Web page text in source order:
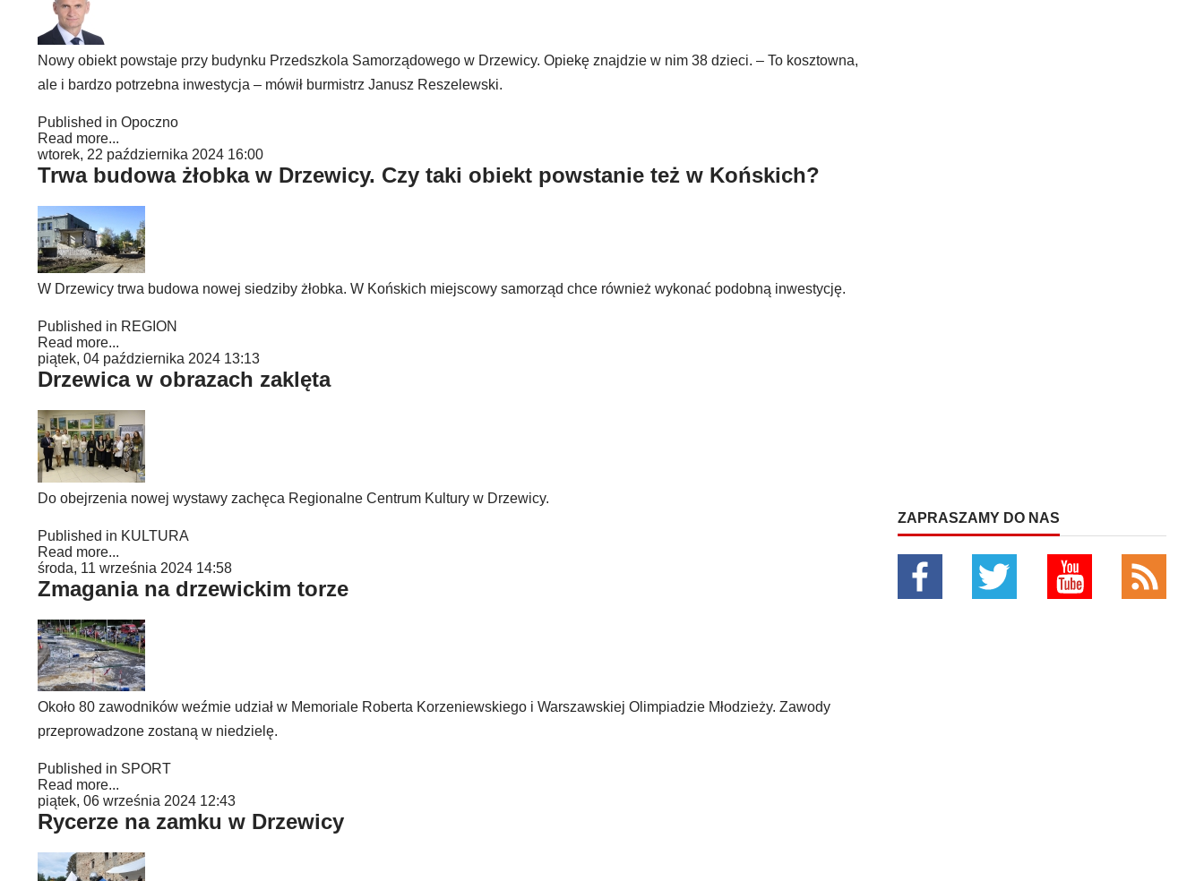
Nowy obiekt powstaje przy budynku Przedszkola Samorządowego w Drzewicy. Opiekę znajdzie w nim 38 dzieci. – To kosztowna,
ale i bardzo potrzebna inwestycja – mówił burmistrz Janusz Reszelewski.
Published in Opoczno
Read more...
wtorek, 22 października 2024 16:00
Trwa budowa żłobka w Drzewicy. Czy taki obiekt powstanie też w Końskich?
W Drzewicy trwa budowa nowej siedziby żłobka. W Końskich miejscowy samorząd chce również wykonać podobną inwestycję.
Published in REGION
Read more...
piątek, 04 października 2024 13:13
Drzewica w obrazach zaklęta
Do obejrzenia nowej wystawy zachęca Regionalne Centrum Kultury w Drzewicy.
Published in KULTURA
Read more...
środa, 11 września 2024 14:58
Zmagania na drzewickim torze
Około 80 zawodników weźmie udział w Memoriale Roberta Korzeniewskiego i Warszawskiej Olimpiadzie Młodzieży. Zawody
przeprowadzone zostaną w niedzielę.
Published in SPORT
Read more...
piątek, 06 września 2024 12:43
Rycerze na zamku w Drzewicy
ZAPRASZAMY DO NAS